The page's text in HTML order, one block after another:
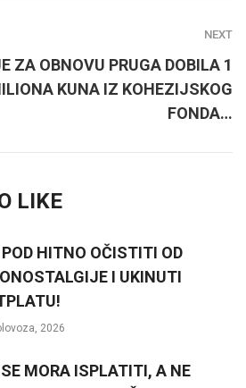
NEXT
ZA OBNOVU PRUGA DOBILA 1
KUNA IZ KOHEZIJSKOG
FONDA…
LIKE
HITNO OČISTITI OD
I UKINUTI
2026
SE MORA ISPLATITI, A NE